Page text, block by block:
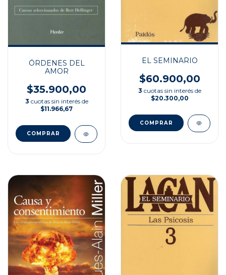
ÓRDENES DEL
AMOR
$35.900,00
3 cuotas sin interés de
$11.966,67
EL SEMINARIO
$60.900,00
3 cuotas sin interés de
$20.300,00